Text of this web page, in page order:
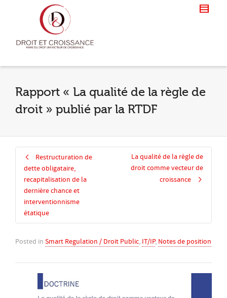
Rapport « La qualité de la règle de
droit » publié par la RTDF
Restructuration de
dette obligataire,
recapitalisation de la
dernière chance et
interventionnisme
étatique
La qualité de la règle de
droit comme vecteur de
croissance
Posted in Smart Regulation / Droit Public, IT/IP, Notes de position